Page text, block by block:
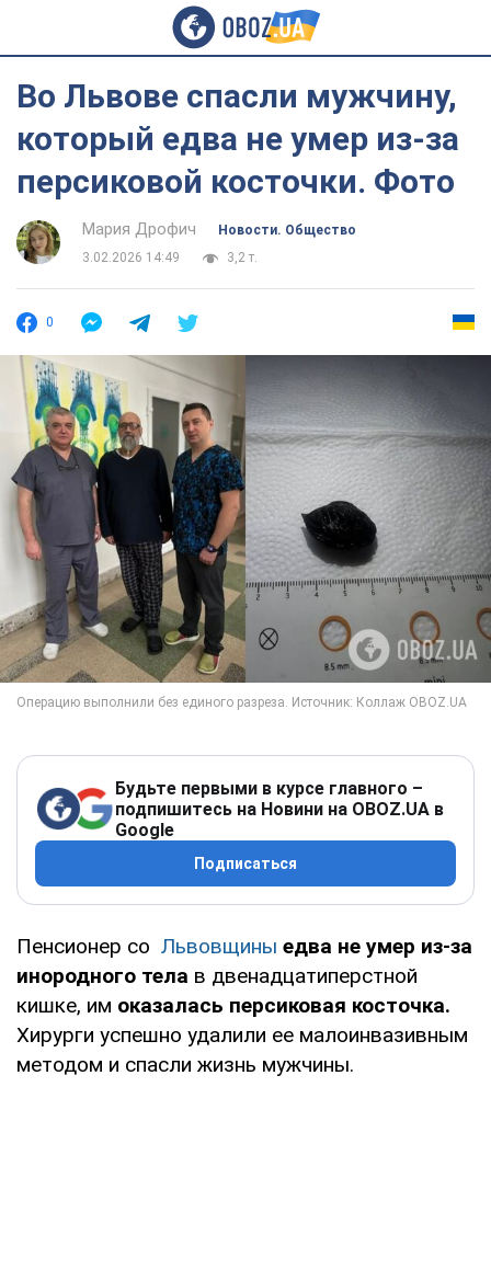
Во Львове спасли мужчину,
который едва не умер из-за
персиковой косточки. Фото
Мария Дрофич
Новости. Общество
3.02.2026 14:49
3,2 т.
0
Будьте первыми в курсе главного –
подпишитесь на Новини на OBOZ.UA в
Google
Подписаться
Пенсионер со Львовщины едва не умер из-за
инородного тела в двенадцатиперстной
кишке, им оказалась персиковая косточка.
Хирурги успешно удалили ее малоинвазивным
методом и спасли жизнь мужчины.